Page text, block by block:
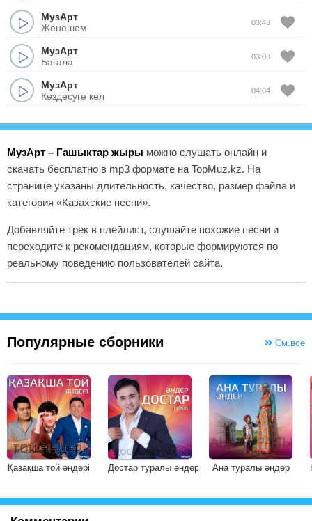
МузАрт
Женешем
03:43
МузАрт
Багала
03:03
МузАрт
Кездесуге кел
04:04
МузАрт – Гашыктар жыры можно слушать онлайн и
скачать бесплатно в mp3 формате на TopMuz.kz. На
странице указаны длительность, качество, размер файла и
категория «Казахские песни».
Добавляйте трек в плейлист, слушайте похожие песни и
переходите к рекомендациям, которые формируются по
реальному поведению пользователей сайта.
Популярные сборники См.все
Қазақша той әндері Достар туралы әндер Ана туралы әндер